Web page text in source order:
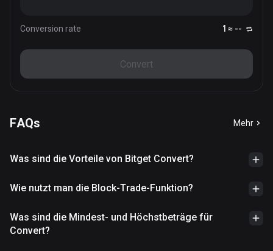
Conversion rate 1 ≈ --
Convert
FAQs Mehr
Was sind die Vorteile von Bitget Convert?
Wie nutzt man die Block-Trade-Funktion?
Was sind die Mindest- und Höchstbeträge für
Convert?